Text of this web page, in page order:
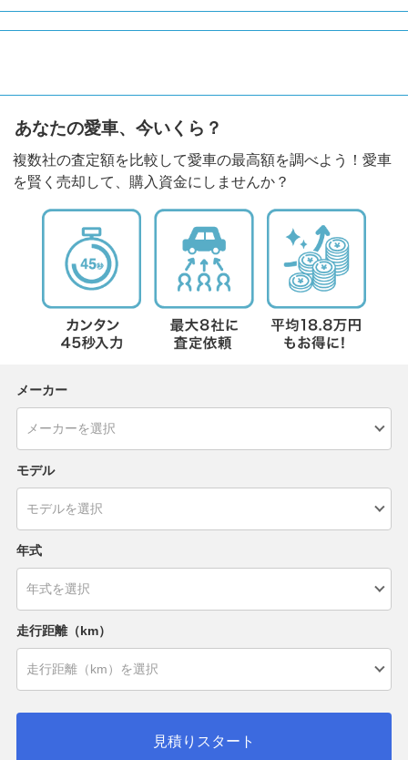
あなたの愛車、今いくら？
複数社の査定額を比較して愛車の最高額を調べよう！愛車
を賢く売却して、購入資金にしませんか？
メーカー
モデル
年式
走行距離（km）
見積りスタート